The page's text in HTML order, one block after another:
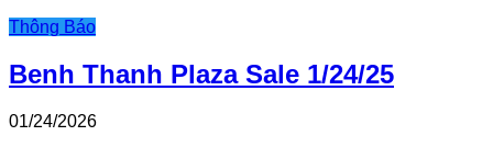
Thông Báo
Benh Thanh Plaza Sale 1/24/25
01/24/2026